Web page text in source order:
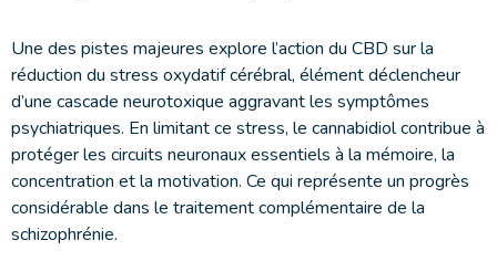
Une des pistes majeures explore l’action du CBD sur la
réduction du stress oxydatif cérébral, élément déclencheur
d’une cascade neurotoxique aggravant les symptômes
psychiatriques. En limitant ce stress, le cannabidiol contribue à
protéger les circuits neuronaux essentiels à la mémoire, la
concentration et la motivation. Ce qui représente un progrès
considérable dans le traitement complémentaire de la
schizophrénie.